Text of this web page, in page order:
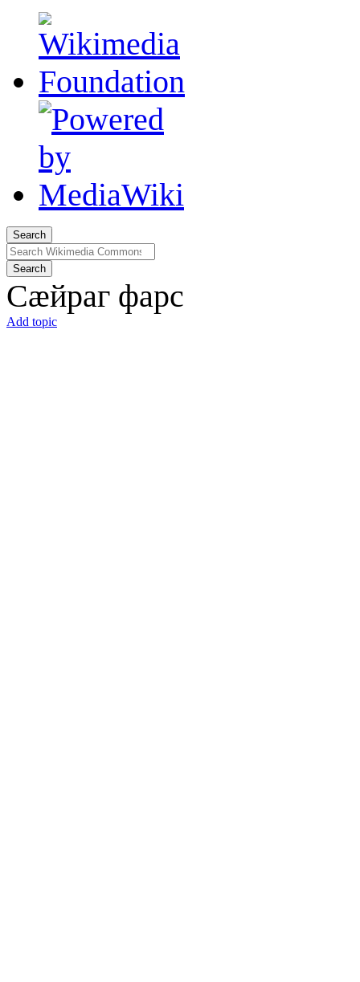
Search
Search
Сæйраг фарс
Add topic